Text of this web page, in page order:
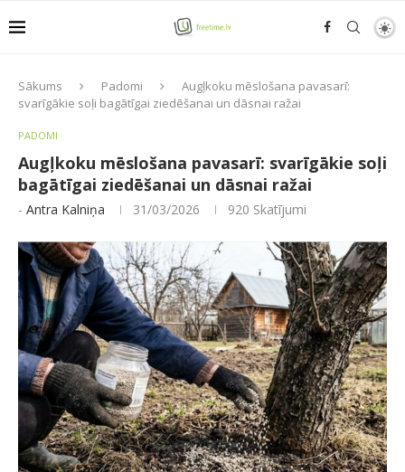
Sākums Padomi
Augļkoku mēslošana pavasarī:
svarīgākie soļi bagātīgai ziedēšanai un dāsnai ražai
PADOMI
Augļkoku mēslošana pavasarī: svarīgākie soļi
bagātīgai ziedēšanai un dāsnai ražai
- Antra Kalniņa 31/03/2026 920 Skatījumi